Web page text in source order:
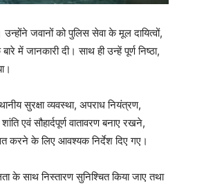
जवानों को पुलिस सेवा के मूल दायित्वों,
जानकारी दी। साथ ही उन्हें पूर्ण निष्ठा,
सुरक्षा व्यवस्था, अपराध नियंत्रण,
एवं सौहार्दपूर्ण वातावरण बनाए रखने,
करने के लिए आवश्यक निर्देश दिए गए।
के साथ निस्तारण सुनिश्चित किया जाए तथा